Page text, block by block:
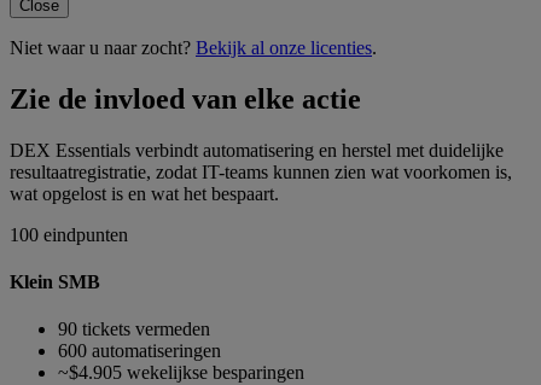
Close
Niet waar u naar zocht? Bekijk al onze licenties.
Zie de invloed van elke actie
DEX Essentials verbindt automatisering en herstel met duidelijke
resultaatregistratie, zodat IT-teams kunnen zien wat voorkomen is,
wat opgelost is en wat het bespaart.
100 eindpunten
Klein SMB
90 tickets vermeden
600 automatiseringen
~$4.905 wekelijkse besparingen